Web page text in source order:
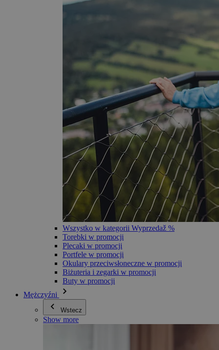
Wszystko w kategorii Wyprzedaž %
Torebki w promocji
Plecaki w promocji
Portfele w promocji
Okulary przeciwsłoneczne w promocji
Biżuteria i zegarki w promocji
Buty w promocji
Mężczyźni
Wstecz
Show more